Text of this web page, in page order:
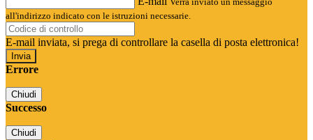
all'indirizzo indicato con le istruzioni necessarie.
E-mail inviata, si prega di controllare la casella di posta elettronica!
Errore
Chiudi
Successo
Chiudi